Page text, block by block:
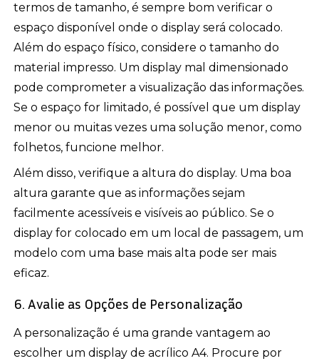
termos de tamanho, é sempre bom verificar o
espaço disponível onde o display será colocado.
Além do espaço físico, considere o tamanho do
material impresso. Um display mal dimensionado
pode comprometer a visualização das informações.
Se o espaço for limitado, é possível que um display
menor ou muitas vezes uma solução menor, como
folhetos, funcione melhor.
Além disso, verifique a altura do display. Uma boa
altura garante que as informações sejam
facilmente acessíveis e visíveis ao público. Se o
display for colocado em um local de passagem, um
modelo com uma base mais alta pode ser mais
eficaz.
6. Avalie as Opções de Personalização
A personalização é uma grande vantagem ao
escolher um display de acrílico A4. Procure por